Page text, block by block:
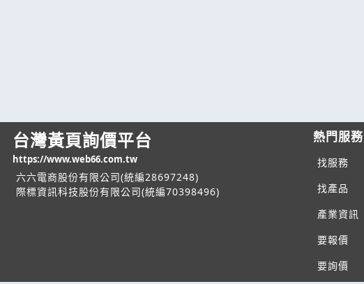
台灣黃頁詢價平台
https://www.web66.com.tw
六六電商股份有限公司(統編28697248)
際標資訊科技股份有限公司(統編70398496)
熱門服務
找服務
找產品
產業資訊
要報價
要詢價